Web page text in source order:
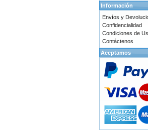
Información
Envíos y
Confidencialidad
Condiciones de
Contáctenos
Aceptamos